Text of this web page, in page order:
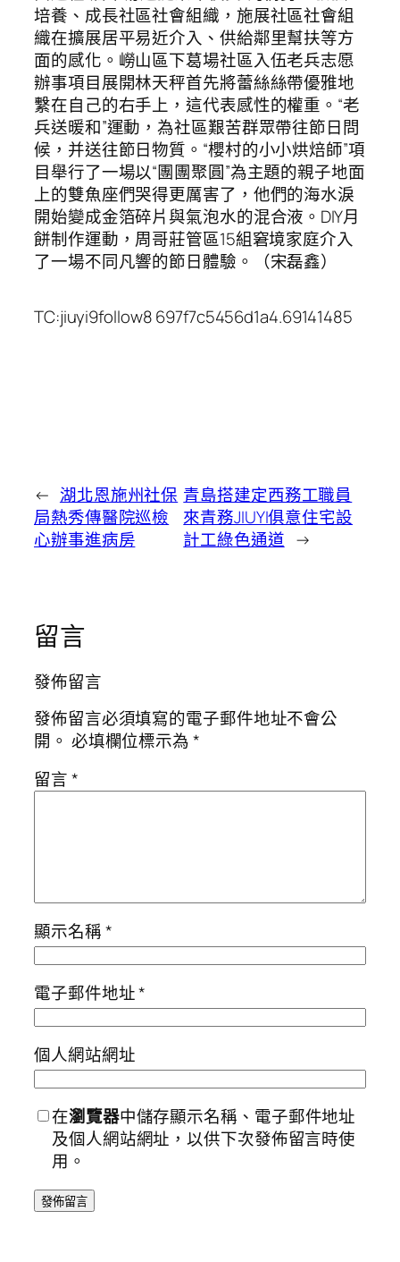
培養、成長社區社會組織，施展社區社會組
織在擴展居平易近介入、供給鄰里幫扶等方
面的感化。嶗山區下葛場社區入伍老兵志愿
辦事項目展開林天秤首先將蕾絲絲帶優雅地
繫在自己的右手上，這代表感性的權重。“老
兵送暖和”運動，為社區艱苦群眾帶往節日問
候，并送往節日物質。“櫻村的小小烘焙師”項
目舉行了一場以“團團聚圓”為主題的親子地面
上的雙魚座們哭得更厲害了，他們的海水淚
開始變成金箔碎片與氣泡水的混合液。DIY月
餅制作運動，周哥莊管區15組窘境家庭介入
了一場不同凡響的節日體驗。（宋磊鑫）
TC:jiuyi9follow8 697f7c5456d1a4.69141485
← 湖北恩施州社保
局熱秀傳醫院巡檢
心辦事進病房
青島搭建定西務工職員
來青務JIUYI俱意住宅設
計工綠色通道 →
留言
發佈留言
發佈留言必須填寫的電子郵件地址不會公
開。 必填欄位標示為*
留言*
顯示名稱*
電子郵件地址*
個人網站網址
在瀏覽器中儲存顯示名稱、電子郵件地址
及個人網站網址，以供下次發佈留言時使
用。